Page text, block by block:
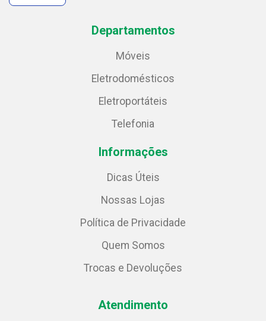
Departamentos
Móveis
Eletrodomésticos
Eletroportáteis
Telefonia
Informações
Dicas Úteis
Nossas Lojas
Política de Privacidade
Quem Somos
Trocas e Devoluções
Atendimento